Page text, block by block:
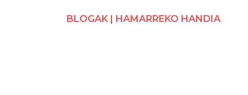
BLOGAK | HAMARREKO HANDIA